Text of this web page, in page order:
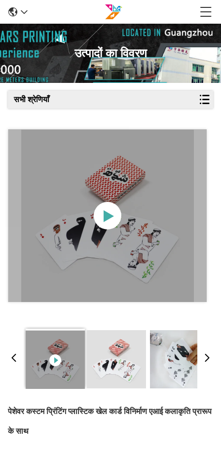
उत्पादों का विवरण
सभी श्रेणियाँ
पेशेवर कस्टम प्रिंटिंग प्लास्टिक खेल कार्ड विनिर्माण एआई कलाकृति प्रारूप
के साथ